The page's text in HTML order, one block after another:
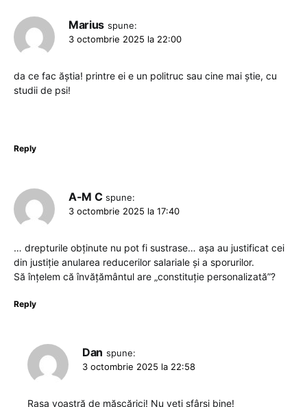
Marius spune:
3 octombrie 2025 la 22:00
da ce fac ăștia! printre ei e un politruc sau cine mai știe, cu
studii de psi!
Reply
A-M C spune:
3 octombrie 2025 la 17:40
… drepturile obținute nu pot fi sustrase… așa au justificat cei
din justiție anularea reducerilor salariale și a sporurilor.
Să înțelem că învățământul are „constituție personalizată”?
Reply
Dan spune:
3 octombrie 2025 la 22:58
Rasa voastră de măscărici! Nu veți sfârși bine!